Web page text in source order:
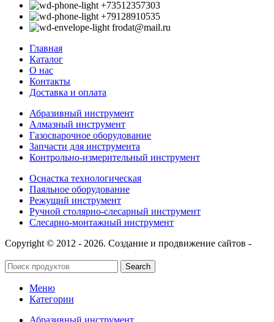
+73512357303
+79128910535
frodat@mail.ru
Главная
Каталог
О нас
Контакты
Доставка и оплата
Абразивный инструмент
Алмазный инструмент
Газосварочное оборудование
Запчасти для инструмента
Контрольно-измерительный инструмент
Оснастка технологическая
Паяльное оборудование
Режущий инструмент
Ручной столярно-слесарный инструмент
Слесарно-монтажный инструмент
Copyright © 2012 - 2026. Создание и продвижение сайтов -
Search
Меню
Категории
Абразивный инструмент